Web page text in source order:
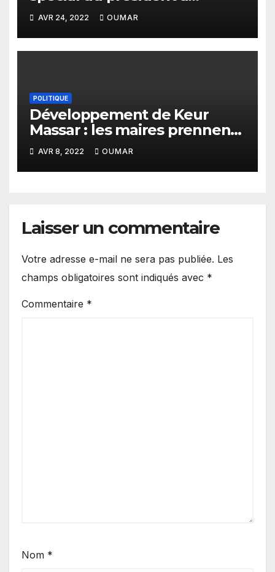
échappé au lynchage lors du
Ndogou de la COJER.
AVR 24, 2022 OUMAR
POLITIQUE
Développement de Keur
Massar : les maires prennent
leurs responsabilités
AVR 8, 2022 OUMAR
Laisser un commentaire
Votre adresse e-mail ne sera pas publiée. Les
champs obligatoires sont indiqués avec *
Commentaire *
Nom *